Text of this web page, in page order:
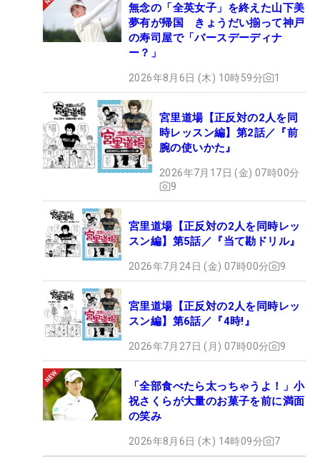
無念の「全英女子」を終えた山下美
夢有が帰国 きょうだい揃って神戸
の寿司屋で「バースデーディナ
ー？」
2026年8月6日 (木) 10時59分 1
宮里道場【正反対の2人を同
時レッスン編】第2話／『前
腕の使いかた』
2026年7月17日 (金) 07時00分
9
宮里道場【正反対の2人を同時レッ
スン編】第5話／『当て勘ドリル』
2026年7月24日 (金) 07時00分 9
宮里道場【正反対の2人を同時レッ
スン編】第6話／『4時!』
2026年7月27日 (月) 07時00分 9
「全部食べたら太っちゃうよ！」小
祝さくらが大量のお菓子を前に満面
の笑み
2026年8月6日 (木) 14時09分 7